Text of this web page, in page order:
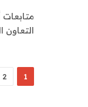
متابعات
1
2